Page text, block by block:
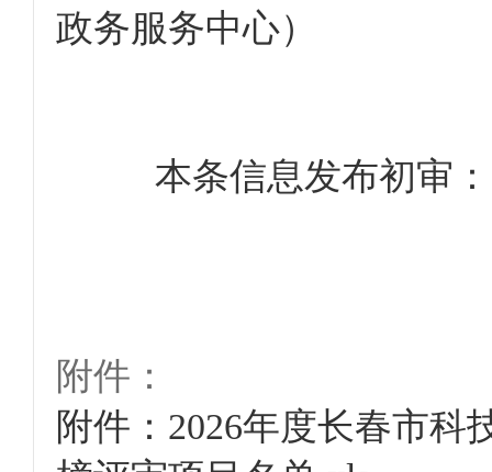
政务服务中心）
本条信息发布初审：
附件：
附件：2026年度长春市科